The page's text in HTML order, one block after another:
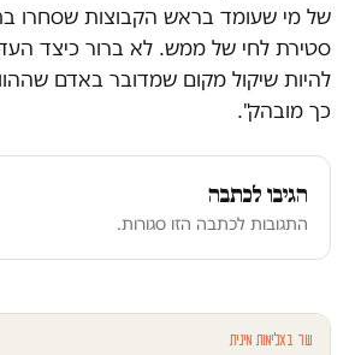
של מי שעומד בראש הקבוצות שסחרו
סטירת לחי של ממש. לא ברור כיצד
להיות שיקול מקום שמדובר באדם
כך מובהק".
הגיבו לכתבה
התגובות לכתבה הזו סגורות.
עוד באלימות מינית